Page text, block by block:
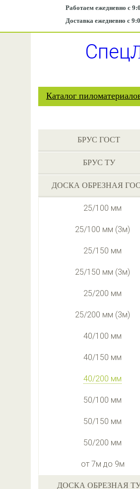
Работаем ежедневно с
Доставка ежедневно с
Спец
Каталог
БРУС ГОСТ
БРУС ТУ
ДОСКА ОБРЕЗНАЯ
25/100 мм
25/100 мм (3м)
25/150 мм
25/150 мм (3м)
25/200 мм
25/200 мм (3м)
40/100 мм
40/150 мм
40/200 мм
50/100 мм
50/150 мм
50/200 мм
от 7м до 9м
ДОСКА ОБРЕЗНАЯ